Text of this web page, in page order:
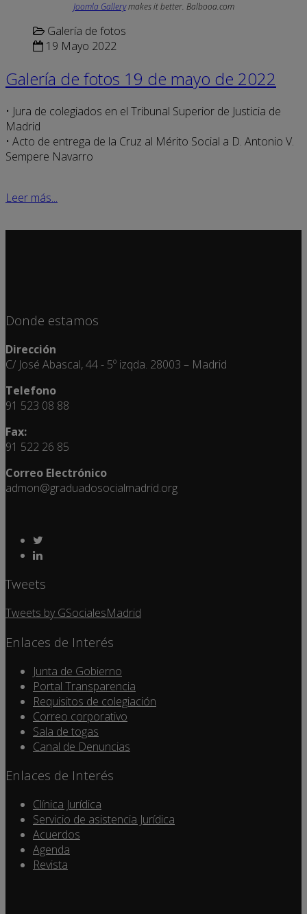
Joomla Gallerymakes it better. Balbooa.com
Galería de fotos
19 Mayo 2022
Galería de fotos 19 de mayo de 2022
• Jura de colegiados en el Tribunal Superior de Justicia de
Madrid
• Acto de entrega de la Cruz al Mérito Social a D. Antonio V.
Sempere Navarro
Leer más...
Donde estamos
Dirección
C/ José Abascal, 44 - 5º izqda. 28003 – Madrid
Telefono
91 523 08 88
Fax:
91 522 26 85
Correo Electrónico
admon@graduadosocialmadrid.org
Tweets
Tweets by GSocialesMadrid
Enlaces de Interés
Junta de Gobierno
Portal Transparencia
Requisitos de colegiación
Correo corporativo
Sala de togas
Canal de Denuncias
Enlaces de Interés
Clínica Jurídica
Servicio de asistencia Jurídica
Acuerdos
Agenda
Revista